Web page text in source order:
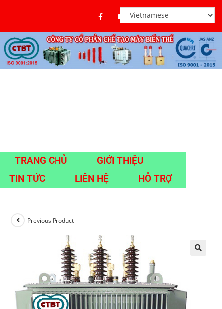
TRANG CHỦ
GIỚI THIỆU
TIN TỨC
LIÊN HỆ HỖ TRỢ
Previous Product